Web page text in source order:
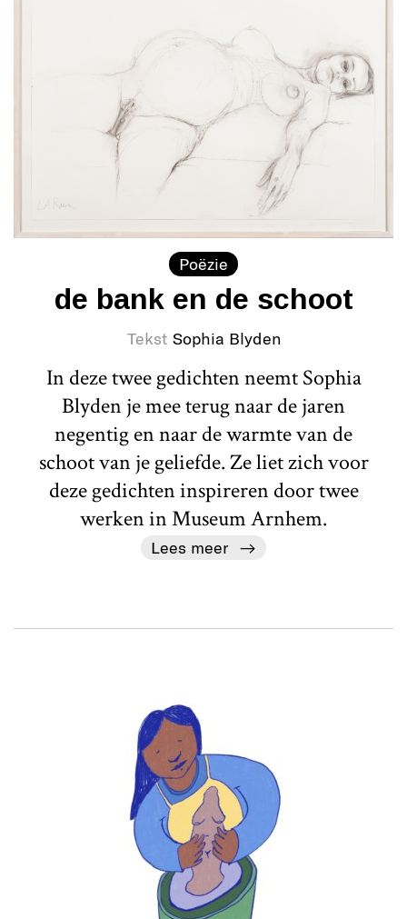
Poëzie
de bank en de schoot
Tekst Sophia Blyden
In deze twee gedichten neemt Sophia
Blyden je mee terug naar de jaren
negentig en naar de warmte van de
schoot van je geliefde. Ze liet zich voor
deze gedichten inspireren door twee
werken in Museum Arnhem.
Lees meer